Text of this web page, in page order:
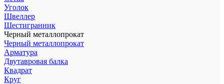
Уголок
Швеллер
Шестигранник
Черный металлопрокат
Черный металлопрокат
Арматура
Двутавровая балка
Квадрат
Круг